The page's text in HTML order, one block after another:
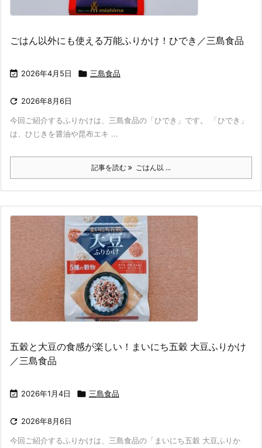
ごはん以外にも使える万能ふりかけ！ひでき／三島食品
 2026年4月5日  三島食品
 2026年8月6日
今回ご紹介するふりかけは、三島食品の「ひでき」です。 「ひでき」
は、ひじきを醤油や昆布エキ ...
記事を読む ごはん以 ...
五穀と大豆の食感が楽しい！まいにち五穀 大豆ふりかけ
／三島食品
 2026年1月4日  三島食品
 2026年8月6日
今回ご紹介するふりかけは、三島食品の「まいにち五穀 大豆ふりか